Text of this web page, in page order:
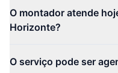
O montador atende
Horizonte?
O serviço pode ser